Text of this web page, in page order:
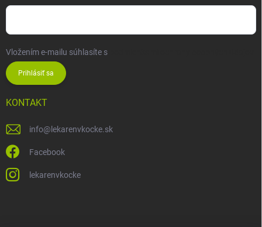
Vložením e-mailu súhlasíte s
Prihlásiť sa
KONTAKT
info@lekarenvkocke.sk
Facebook
lekarenvkocke